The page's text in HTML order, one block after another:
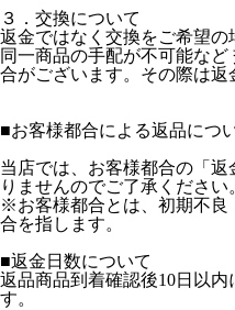
３．交換について
返金ではなく交換をご希望の
同一商品の手配が不可能な
合がございます。その際は返
■お客様都合による返品につ
当店では、お客様都合の「
りませんのでご了承ください
※お客様都合とは、初期不良
合を指します。
■返金日数について
返品商品到着確認後10日以
す。